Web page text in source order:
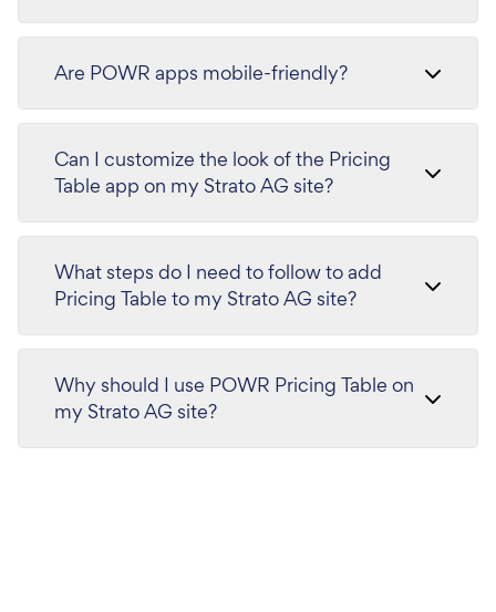
Are POWR apps mobile-friendly?
Can I customize the look of the Pricing
Table app on my Strato AG site?
What steps do I need to follow to add
Pricing Table to my Strato AG site?
Why should I use POWR Pricing Table on
my Strato AG site?